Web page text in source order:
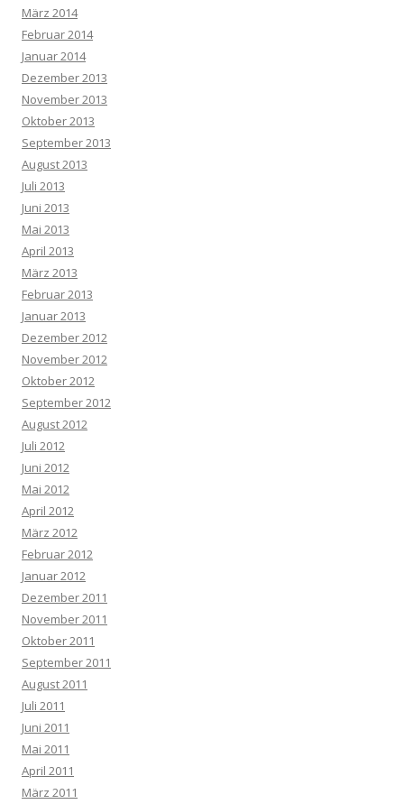
März 2014
Februar 2014
Januar 2014
Dezember 2013
November 2013
Oktober 2013
September 2013
August 2013
Juli 2013
Juni 2013
Mai 2013
April 2013
März 2013
Februar 2013
Januar 2013
Dezember 2012
November 2012
Oktober 2012
September 2012
August 2012
Juli 2012
Juni 2012
Mai 2012
April 2012
März 2012
Februar 2012
Januar 2012
Dezember 2011
November 2011
Oktober 2011
September 2011
August 2011
Juli 2011
Juni 2011
Mai 2011
April 2011
März 2011